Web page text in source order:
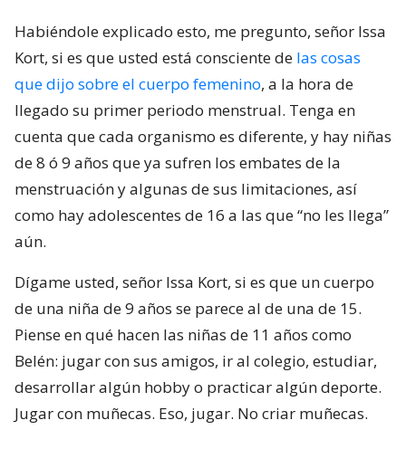
Habiéndole explicado esto, me pregunto, señor Issa
Kort, si es que usted está consciente de las cosas
que dijo sobre el cuerpo femenino, a la hora de
llegado su primer periodo menstrual. Tenga en
cuenta que cada organismo es diferente, y hay niñas
de 8 ó 9 años que ya sufren los embates de la
menstruación y algunas de sus limitaciones, así
como hay adolescentes de 16 a las que “no les llega”
aún.
Dígame usted, señor Issa Kort, si es que un cuerpo
de una niña de 9 años se parece al de una de 15.
Piense en qué hacen las niñas de 11 años como
Belén: jugar con sus amigos, ir al colegio, estudiar,
desarrollar algún hobby o practicar algún deporte.
Jugar con muñecas. Eso, jugar. No criar muñecas.